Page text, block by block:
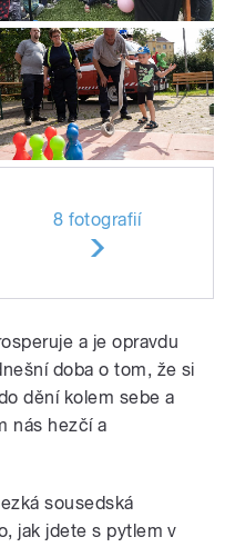
8 fotografií
a je opravdu
doba o tom, že si
dění kolem sebe a
nás hezčí a
sousedská
jak jdete s pytlem v